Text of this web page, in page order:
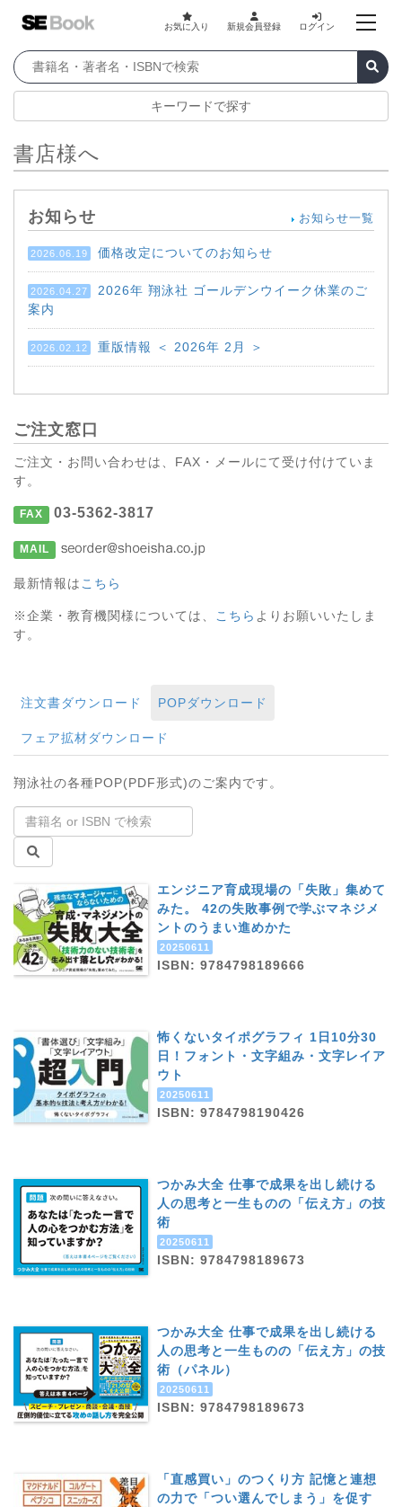
お気に入り 新規会員登録 ログイン
キーワードで探す
書店様へ
お知らせ お知らせ一覧
2026.06.19 価格改定についてのお知らせ
2026.04.27
2026年 翔泳社 ゴールデンウイーク休業のご
案内
2026.02.12 重版情報 ＜ 2026年 2月 ＞
ご注文窓口
ご注文・お問い合わせは、FAX・メールにて受け付けていま
す。
FAX 03-5362-3817
MAIL
最新情報は こちら
※企業・教育機関様については、 こちら よりお願いいたしま
す。
注文書ダウンロード POPダウンロード
フェア拡材ダウンロード
翔泳社の各種POP(PDF形式)のご案内です。
エンジニア育成現場の「失敗」集めて
みた。 42の失敗事例で学ぶマネジメ
ントのうまい進めかた
20250611
ISBN: 9784798189666
怖くないタイポグラフィ 1日10分30
日！フォント・文字組み・文字レイア
ウト
20250611
ISBN: 9784798190426
つかみ大全 仕事で成果を出し続ける
人の思考と一生ものの「伝え方」の技
術
20250611
ISBN: 9784798189673
つかみ大全 仕事で成果を出し続ける
人の思考と一生ものの「伝え方」の技
術（パネル）
20250611
ISBN: 9784798189673
「直感買い」のつくり方 記憶と連想
の力で「つい選んでしまう」を促す